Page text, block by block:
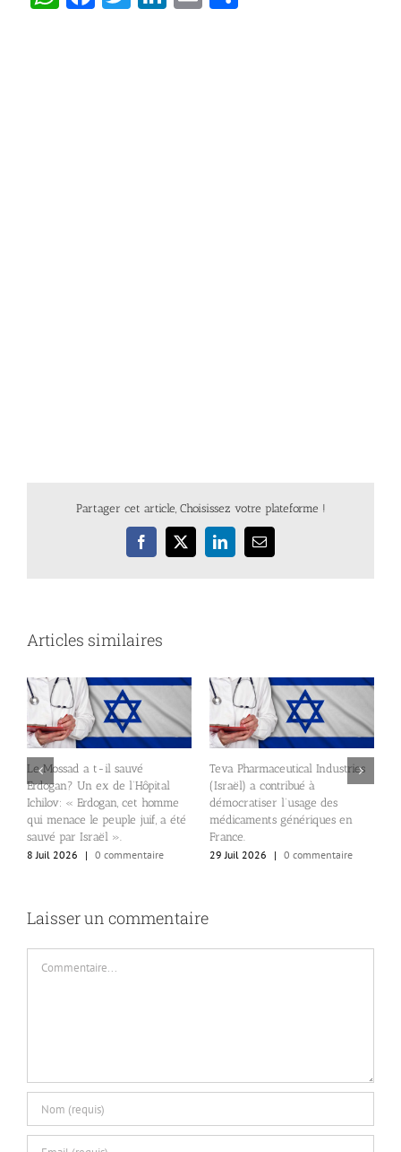
Partager cet article, Choisissez votre plateforme !
Facebook
X LinkedInEmail
Articles similaires
Le Mossad a t-il sauvé
Erdogan? Un ex de l’Hôpital
Ichilov: « Erdogan, cet homme
qui menace le peuple juif, a été
sauvé par Israël ».
8 Juil 2026
| 0 commentaire
Teva Pharmaceutical Industries
(Israël) a contribué à
démocratiser l’usage des
médicaments génériques en
France.
29 Juil 2026
| 0 commentaire
Laisser un commentaire